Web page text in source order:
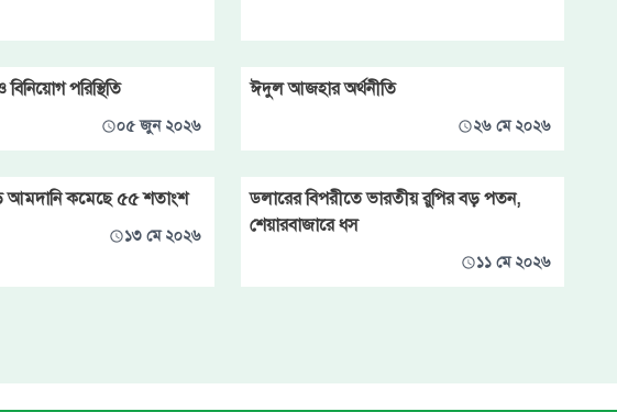
পরিস্থিতি
০৫ জুন ২০২৬
ঈদুল আজহার অর্থনীতি
২৬ মে ২০২৬
আমদানি কমেছে ৫৫ শতাংশ
১৩ মে ২০২৬
ডলারের বিপরীতে ভারতীয় রুপির বড় পতন,
শেয়ারবাজারে ধস
১১ মে ২০২৬